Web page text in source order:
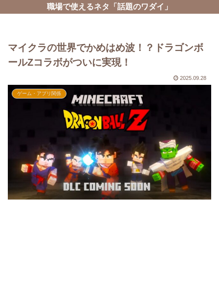
職場で使えるネタ「話題のワダイ」
マイクラの世界でかめはめ波！？ドラゴンボ
ールZコラボがついに実現！
2025.09.28
ゲーム・アプリ関係